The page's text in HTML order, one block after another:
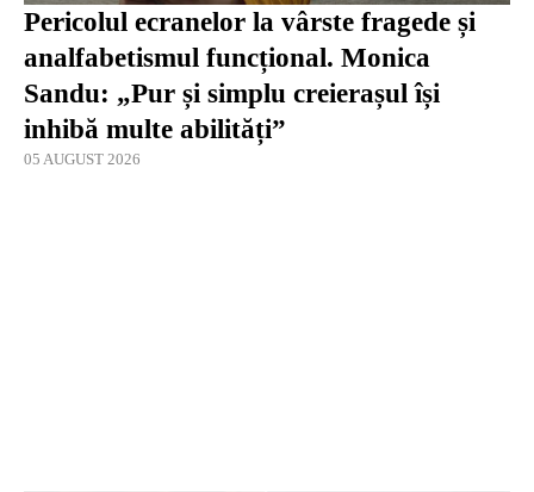
Pericolul ecranelor la vârste fragede și
analfabetismul funcțional. Monica
Sandu: „Pur și simplu creierașul își
inhibă multe abilități”
05 AUGUST 2026